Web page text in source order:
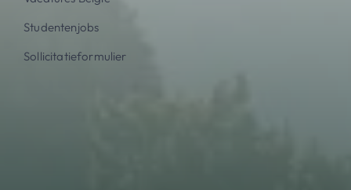
Studentenjobs
Sollicitatieformulier